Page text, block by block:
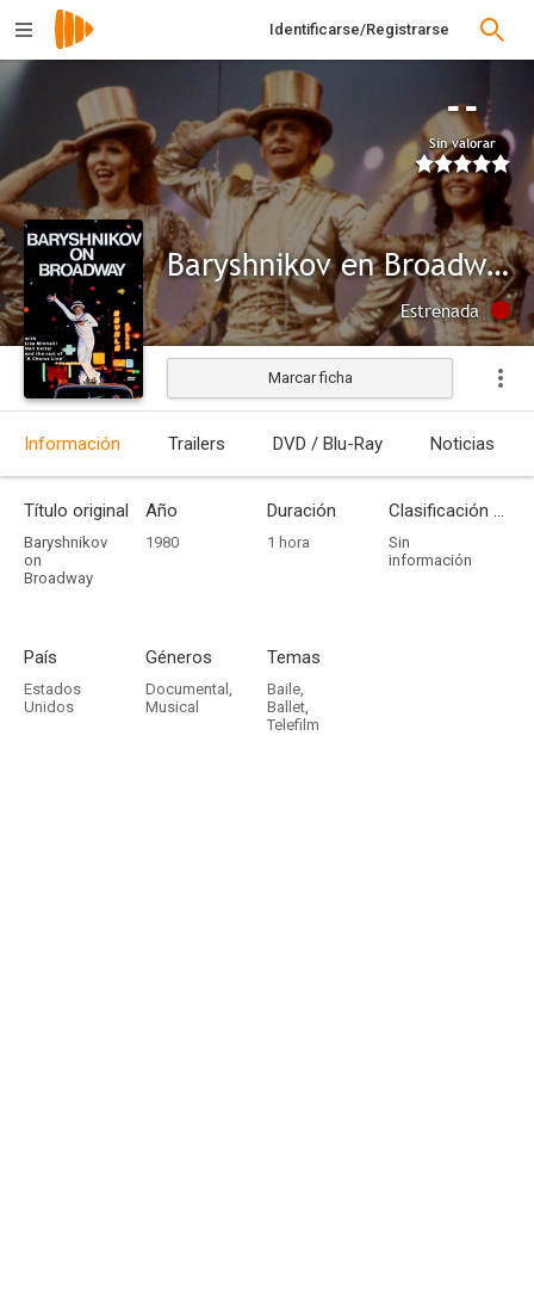
Identificarse/Registrarse
--
Sin valorar
Baryshnikov en Broadway
Estrenada
Marcar ficha
Información Trailers DVD / Blu-Ray Noticias
Título original
Baryshnikov
on
Broadway
Año
1980
Duración
1 hora
Clasificación por edades
Sin
información
País
Estados
Unidos
Géneros
Documental ,
Musical
Temas
Baile,
Ballet,
Telefilm